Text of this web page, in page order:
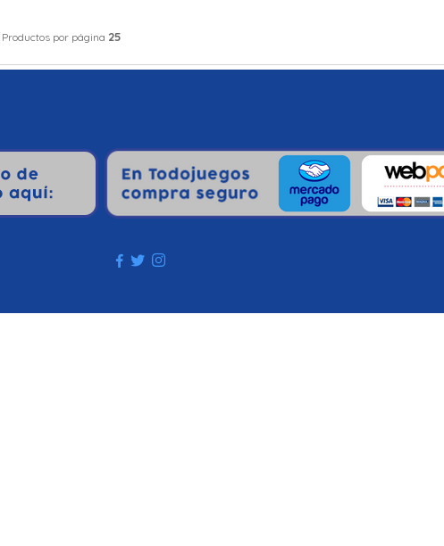
Productos por página 25